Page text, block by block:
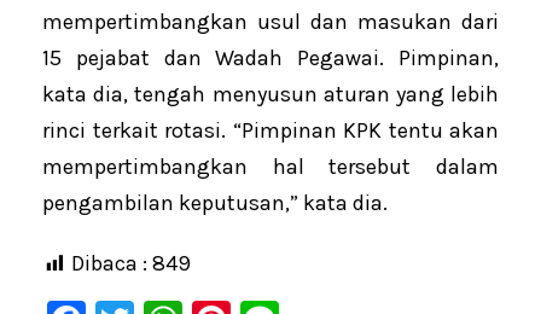
mempertimbangkan usul dan masukan dari
15 pejabat dan Wadah Pegawai. Pimpinan,
kata dia, tengah menyusun aturan yang lebih
rinci terkait rotasi. “Pimpinan KPK tentu akan
mempertimbangkan hal tersebut dalam
pengambilan keputusan,” kata dia.
Dibaca : 849